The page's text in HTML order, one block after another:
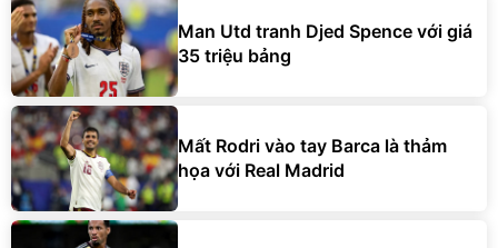
Man Utd tranh Djed Spence với giá
35 triệu bảng
Mất Rodri vào tay Barca là thảm
họa với Real Madrid